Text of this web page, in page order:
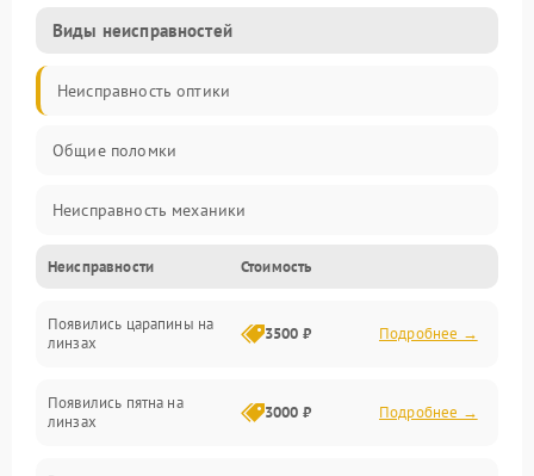
Виды неисправностей
Неисправность оптики
Общие поломки
Неисправность механики
Неисправность электроники (если объектив с мотором/
Прочие неисправности
Неисправности Стоимость
Появились царапины на
линзах
3500 ₽ Подробнее →
Появились пятна на
линзах
3000 ₽ Подробнее →